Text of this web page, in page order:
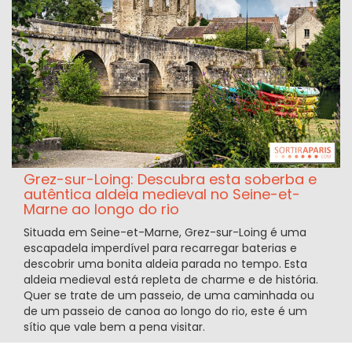
Grez-sur-Loing: Descubra esta soberba e
autêntica aldeia medieval no Seine-et-
Marne ao longo do rio
Situada em Seine-et-Marne, Grez-sur-Loing é uma
escapadela imperdível para recarregar baterias e
descobrir uma bonita aldeia parada no tempo. Esta
aldeia medieval está repleta de charme e de história.
Quer se trate de um passeio, de uma caminhada ou
de um passeio de canoa ao longo do rio, este é um
sítio que vale bem a pena visitar.